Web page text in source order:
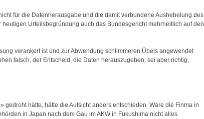
für die Datenherausgabe und die damit verbundene Aushebelung des
Urteilsbegründung auch das Bundesgericht mehrheitlich auf den
verankert ist und zur Abwendung schlimmeren Übels angewendet
falsch, der Entscheid, die Daten herauszugeben, sei aber richtig,
hätte, hätte die Aufsicht anders entschieden. Wäre die Finma in
in Japan nach dem Gau im AKW in Fukushima nicht alles